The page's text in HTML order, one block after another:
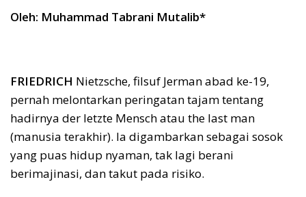
Oleh: Muhammad Tabrani Mutalib*
FRIEDRICH Nietzsche, filsuf Jerman abad ke-19,
pernah melontarkan peringatan tajam tentang
hadirnya der letzte Mensch atau the last man
(manusia terakhir). Ia digambarkan sebagai sosok
yang puas hidup nyaman, tak lagi berani
berimajinasi, dan takut pada risiko.